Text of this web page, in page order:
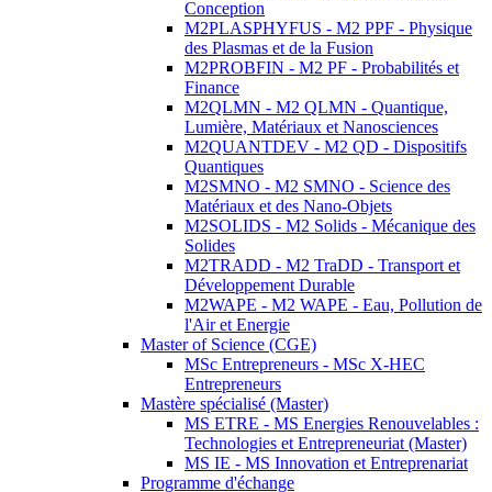
Conception
M2PLASPHYFUS - M2 PPF - Physique
des Plasmas et de la Fusion
M2PROBFIN - M2 PF - Probabilités et
Finance
M2QLMN - M2 QLMN - Quantique,
Lumière, Matériaux et Nanosciences
M2QUANTDEV - M2 QD - Dispositifs
Quantiques
M2SMNO - M2 SMNO - Science des
Matériaux et des Nano-Objets
M2SOLIDS - M2 Solids - Mécanique des
Solides
M2TRADD - M2 TraDD - Transport et
Développement Durable
M2WAPE - M2 WAPE - Eau, Pollution de
l'Air et Energie
Master of Science (CGE)
MSc Entrepreneurs - MSc X-HEC
Entrepreneurs
Mastère spécialisé (Master)
MS ETRE - MS Energies Renouvelables :
Technologies et Entrepreneuriat (Master)
MS IE - MS Innovation et Entreprenariat
Programme d'échange